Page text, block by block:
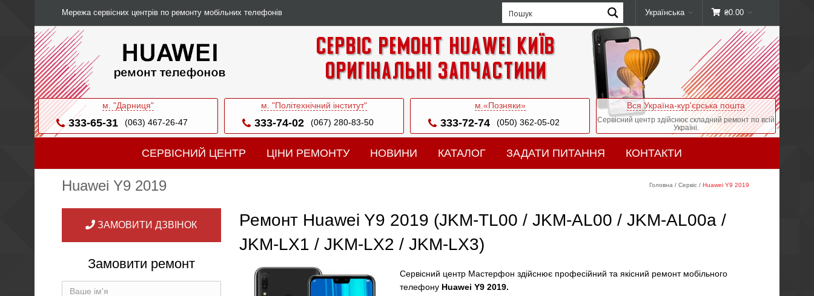
Українська ₴0.00
Мережа сервісних центрів по ремонту мобільних телефонів
Сервіс ремонт Huawei Київ
Оригінальні запчастини
м. "Дарниця"
333-65-31 (063) 467-26-47
м. "Політехнічний інститут"
333-74-02 (067) 280-83-50
м.«Позняки»
333-72-74 (050) 362-05-02
Вся Україна-кур'єрська пошта
Сервісний центр здійснює складний ремонт по всій
Україні.
СЕРВІСНИЙ ЦЕНТР ЦІНИ РЕМОНТУ НОВИНИ КАТАЛОГ ЗАДАТИ ПИТАННЯ КОНТАКТИ
Huawei Y9 2019 Головна / Сервіс / Huawei Y9 2019
Ремонт Huawei Y9 2019 (JKM-TL00 / JKM-AL00 / JKM-AL00a /
JKM-LX1 / JKM-LX2 / JKM-LX3)
Сервісний центр Мастерфон здійснює професійний та якісний ремонт мобільного
телефону Huawei Y9 2019.
ЗАМОВИТИ ДЗВІНОК
Замовити ремонт